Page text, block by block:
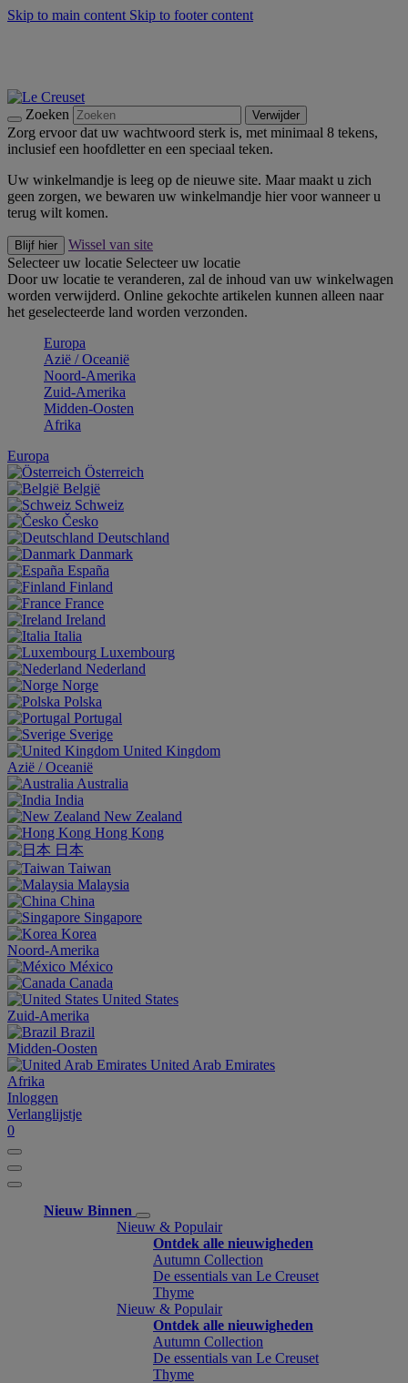
Skip to main content Skip to footer content
Zoeken Verwijder
Zorg ervoor dat uw wachtwoord sterk is, met minimaal 8 tekens,
inclusief een hoofdletter en een speciaal teken.
Uw winkelmandje is leeg op de nieuwe site. Maar maakt u zich
geen zorgen, we bewaren uw winkelmandje hier voor wanneer u
terug wilt komen.
Blijf hier
Wissel van site
Selecteer uw locatie Selecteer uw locatie
Door uw locatie te veranderen, zal de inhoud van uw winkelwagen
worden verwijderd. Online gekochte artikelen kunnen alleen naar
het geselecteerde land worden verzonden.
Europa
Aziё / Oceaniё
Noord-Amerika
Zuid-Amerika
Midden-Oosten
Afrika
Europa
Österreich
België
Schweiz
Česko
Deutschland
Danmark
España
Finland
France
Ireland
Italia
Luxembourg
Nederland
Norge
Polska
Portugal
Sverige
United Kingdom
Aziё / Oceaniё
Australia
India
New Zealand
Hong Kong
日本
Taiwan
Malaysia
China
Singapore
Korea
Noord-Amerika
México
Canada
United States
Zuid-Amerika
Brazil
Midden-Oosten
United Arab Emirates
Afrika
Inloggen
Verlanglijstje
0
Nieuw Binnen
Nieuw & Populair
Ontdek alle nieuwigheden
Autumn Collection
De essentials van Le Creuset
Thyme
Nieuw & Populair
Ontdek alle nieuwigheden
Autumn Collection
De essentials van Le Creuset
Thyme